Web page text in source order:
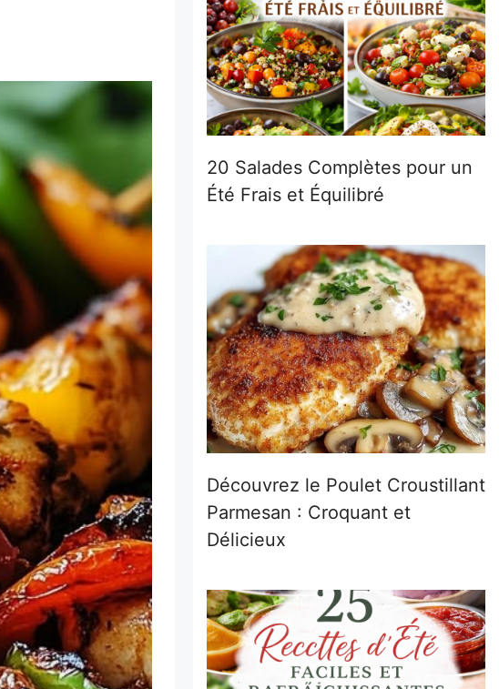
20 Salades Complètes pour un
Été Frais et Équilibré
Découvrez le Poulet Croustillant
Parmesan : Croquant et
Délicieux